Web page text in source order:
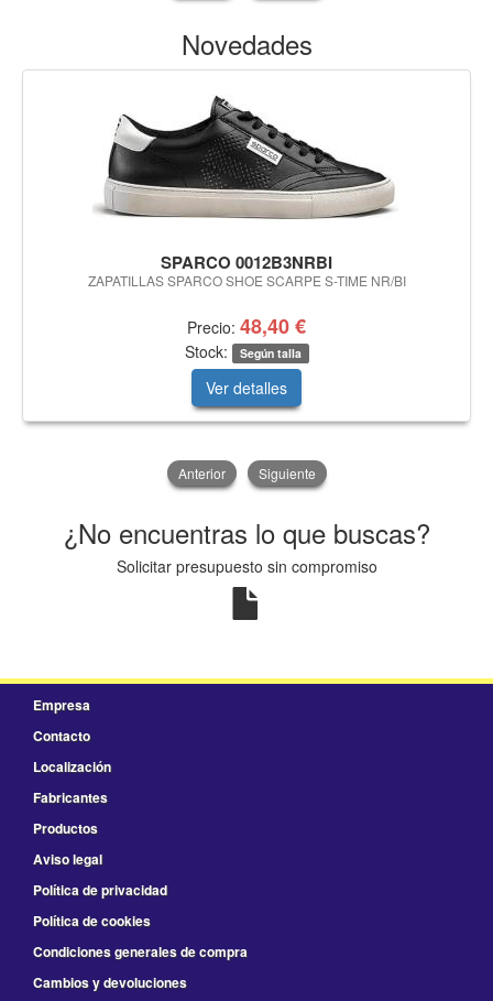
Novedades
SPARCO 0012B3NRBI
ZAPATILLAS SPARCO SHOE SCARPE S-TIME NR/BI
Precio: 48,40 €
Stock: Según talla
Ver detalles
Anterior Siguiente
¿No encuentras lo que buscas?
Solicitar presupuesto sin compromiso
Empresa
Contacto
Localización
Fabricantes
Productos
Aviso legal
Política de privacidad
Política de cookies
Condiciones generales de compra
Cambios y devoluciones